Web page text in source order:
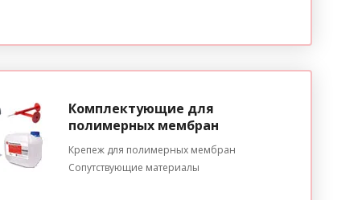
Комплектующие для
полимерных мембран
Крепеж для полимерных мембран
Сопутствующие материалы